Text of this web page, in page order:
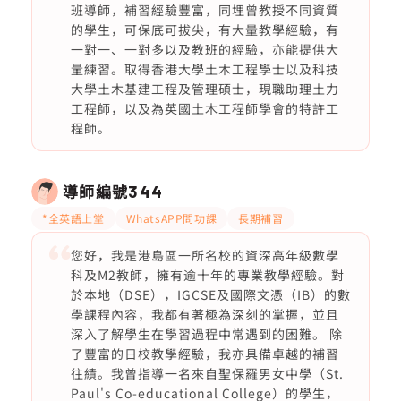
班導師，補習經驗豐富，同埋曾教授不同資質
的學生，可保底可拔尖，有大量教學經驗，有
一對一、一對多以及教班的經驗，亦能提供大
量練習。取得香港大學土木工程學士以及科技
大學土木基建工程及管理碩士，現職助理土力
工程師，以及為英國土木工程師學會的特許工
程師。
導師編號344
*全英語上堂 WhatsAPP問功課 長期補習
您好，我是港島區一所名校的資深高年級數學
科及M2教師，擁有逾十年的專業教學經驗。對
於本地（DSE），IGCSE及國際文憑（IB）的數
學課程內容，我都有著極為深刻的掌握，並且
深入了解學生在學習過程中常遇到的困難。 除
了豐富的日校教學經驗，我亦具備卓越的補習
往績。我曾指導一名來自聖保羅男女中學（St.
Paul's Co-educational College）的學生，